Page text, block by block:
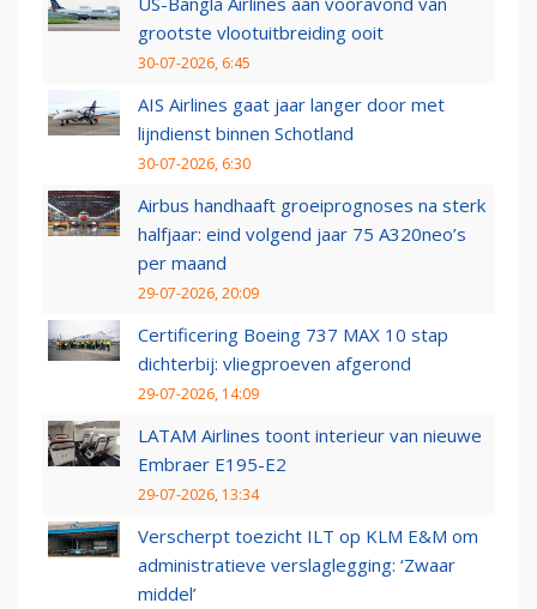
grootste vlootuitbreiding ooit
30-07-2026, 6:45
AIS Airlines gaat jaar langer door met
lijndienst binnen Schotland
30-07-2026, 6:30
Airbus handhaaft groeiprognoses na sterk
halfjaar: eind volgend jaar 75 A320neo’s
per maand
29-07-2026, 20:09
Certificering Boeing 737 MAX 10 stap
dichterbij: vliegproeven afgerond
29-07-2026, 14:09
LATAM Airlines toont interieur van nieuwe
Embraer E195-E2
29-07-2026, 13:34
Verscherpt toezicht ILT op KLM E&M om
administratieve verslaglegging: ‘Zwaar
middel’